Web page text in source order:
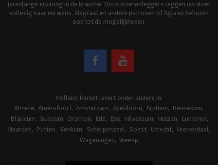
jarenlange ervaring in de branche. Onze vloerenleggers leggen uw vloer
volledig naar uw wens. Visgraat en andere patronen of figuren behoren
ook tot de mogelijkheden.
Holland Parket levert onder andere in:
Almere
Amersfoort Amsterdam Apeldoorn Arnhem
Bennekom
Blaricum
Bussum Dronten Ede Epe Hilversum Huizen
Lunteren
Naarden
Putten Renkum Scherpenzeel Soest Utrecht Veenendaal
Wageningen
Weesp